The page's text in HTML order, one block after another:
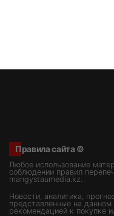
Правила сайта ©
Любое использование
соблюдении правил
mangystaumedia.kz.
Новости, аналитика,
представленные на
рекомендацией к покупке